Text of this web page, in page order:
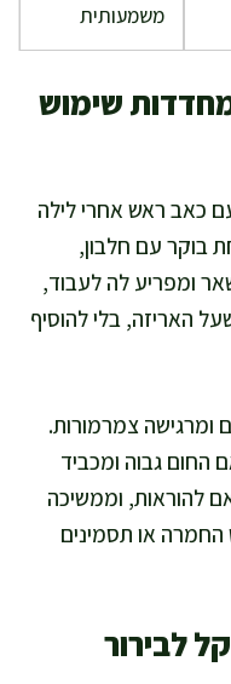
משמעותית
שימוש
18 מתעוררת עם כאב ראש אחרי לילה
בוקר עם חלבון,
ומפריע לה לעבוד,
האריזה, בלי להוסיף
30 מפתחת חום ומרגישה צמרמורות.
החום גבוה ומכביד
להוראות, וממשיכה
החמרה או תסמינים
לבירור